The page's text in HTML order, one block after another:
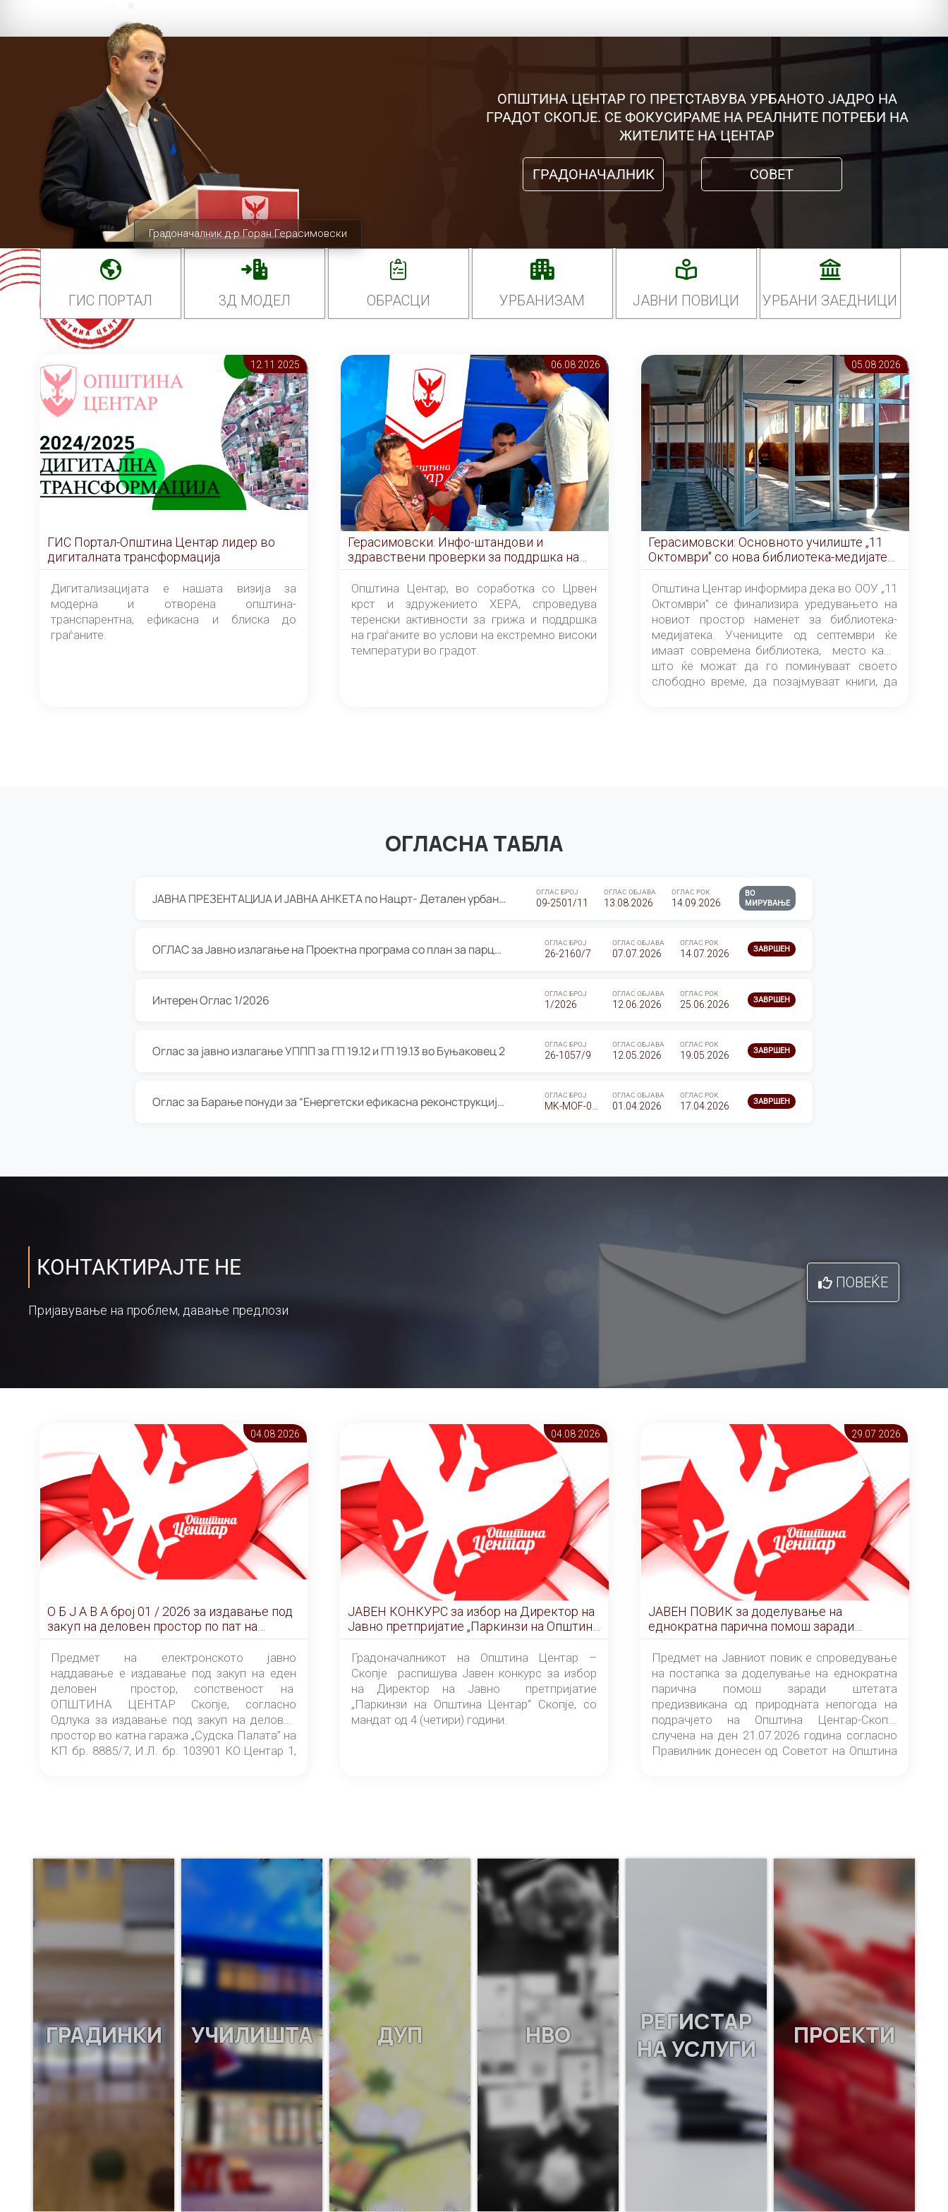
Градоначалник д-р Горан Герасимовски
ОПШТИНА ЦЕНТАР ГО ПРЕТСТАВУВА УРБАНОТО ЈАДРО НА
ГРАДОТ СКОПЈЕ. СЕ ФОКУСИРАМЕ НА РЕАЛНИТЕ ПОТРЕБИ НА
ЖИТЕЛИТЕ НА ЦЕНТАР
ГРАДОНАЧАЛНИК СОВЕТ
ГИС ПОРТАЛ 3Д МОДЕЛ ОБРАСЦИ УРБАНИЗАМ ЈАВНИ ПОВИЦИ УРБАНИ ЗАЕДНИЦИ
12.11 2025
ГИС Портал-Општина Центар лидер во
дигиталната трансформација
Дигитализацијата е нашата визија за
модерна и отворена општина-
транспарентна, ефикасна и блиска до
граѓаните.
06.08 2026
Герасимовски: Инфо-штандови и
здравствени проверки за поддршка на
граѓаните во услови на топлотен бран
Општина Центар, во соработка со Црвен
крст и здружението ХЕРА, спроведува
теренски активности за грижа и поддршка
на граѓаните во услови на екстремно високи
температури во градот.
05.08 2026
Герасимовски: Основното училиште „11
Октомври" со нова библиотека-медијатека
од септември
Општина Центар информира дека во ООУ „11
Октомври" се финализира уредувањето на
новиот простор наменет за библиотека-
медијатека. Учениците од септември ќе
имаат современа библиотека, место каде
што ќе можат да го поминуваат своето
слободно време, да позајмуваат книги, да
ОГЛАСНА ТАБЛА
ЈАВНА ПРЕЗЕНТАЦИЈА И ЈАВНА АНКЕТА по Нацрт- Детален урбанистички план Градска четврт Ј 05- Барутана, Општина Центар- Скопје, плански период 2025-2030 ОГЛАС БРОЈ
09-2501/11
ОГЛАС ОБЈАВА
13.08.2026
ОГЛАС РОК
14.09.2026
ВО
МИРУВАЊЕ
ОГЛАС за Јавно излагање на Проектна програма со план за парцелација за Урбанистички проект со план за парцелација за спојување на ГП 20.12 и ГП 20.37 од Изменување и дополнување на Детален урбанистички план Буњаковец 2, Општина Центар – Скопје ОГЛАС БРОЈ
26-2160/7
ОГЛАС ОБЈАВА
07.07.2026
ОГЛАС РОК
14.07.2026 ЗАВРШЕН
Интерен Оглас 1/2026 ОГЛАС БРОЈ
1/2026
ОГЛАС ОБЈАВА
12.06.2026
ОГЛАС РОК
25.06.2026 ЗАВРШЕН
Оглас за јавно излагање УППП за ГП 19.12 и ГП 19.13 во Буњаковец 2 ОГЛАС БРОЈ
26-1057/9
ОГЛАС ОБЈАВА
12.05.2026
ОГЛАС РОК
19.05.2026 ЗАВРШЕН
Оглас за Барање понуди за “Енергетски ефикасна реконструкција на објектот ООУ „Св. Кирил и Методиј" ОГЛАС БРОЈ ОГЛАС ОБЈАВА
01.04.2026
ОГЛАС РОК
17.04.2026 ЗАВРШЕН
КОНТАКТИРАЈТЕ НЕ
Пријавување на проблем, давање предлози
ПОВЕЌЕ
04.08 2026
О Б Ј А В А брoj 01 / 2026 за издавање под
закуп на деловен простор по пат на
ЕЛЕКТРОНСКО ЈАВНО НАДДАВАЊЕ
Предмет на електронското јавно
наддавање е издавање под закуп на еден
деловен простор, сопственост на
ОПШТИНА ЦЕНТАР Скопје, согласно
Одлука за издавање под закуп на деловен
простор во катна гаража „Судска Палата” на
КП бр. 8885/7, И.Л. бр. 103901 КО Центар 1,
понудувач.
04.08 2026
ЈАВЕН КОНКУРС за избор на Директор на
Јавно претпријатие „Паркинзи на Општина
Центар“ – Скопје
Градоначалникот на Општина Центар –
Скопје распишува Јавен конкурс за избор
на Директор на Јавно претпријатие
„Паркинзи на Општина Центар“ Скопје, со
мандат од 4 (четири) години.
29.07 2026
ЈАВЕН ПОВИК за доделување на
еднократна парична помош заради
штетата предизвикана од природната
непогода на подрачјето на Општина
Центар-Скопје случена на ден 21.07.2026
година
Предмет на Јавниот повик е спроведување
на постапка за доделување на еднократна
парична помош заради штетата
предизвикана од природната непогода на
подрачјето на Општина Центар-Скопје
случена на ден 21.07.2026 година согласно
Правилник донесен од Советот на Општина
ГРАДИНКИ УЧИЛИШТА ДУП НВО
РЕГИСТАР
НА УСЛУГИ
ПРОЕКТИ